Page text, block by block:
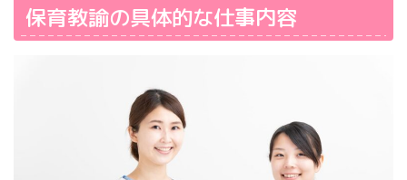
保育教諭の具体的な仕事内容